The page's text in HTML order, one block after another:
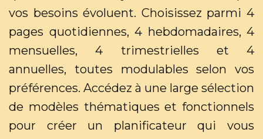
vos besoins évoluent. Choisissez parmi 4
pages quotidiennes, 4 hebdomadaires, 4
mensuelles, 4 trimestrielles et 4
annuelles, toutes modulables selon vos
préférences. Accédez à une large sélection
de modèles thématiques et fonctionnels
pour créer un planificateur qui vous